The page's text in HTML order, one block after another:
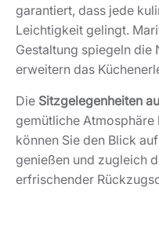
garantiert, dass jede
Leichtigkeit gelingt.
Gestaltung spiegeln die
erweitern das
Die Sitzgelegenheiten
gemütliche Atmosphäre
können Sie den Blick
genießen und zugleich
erfrischender